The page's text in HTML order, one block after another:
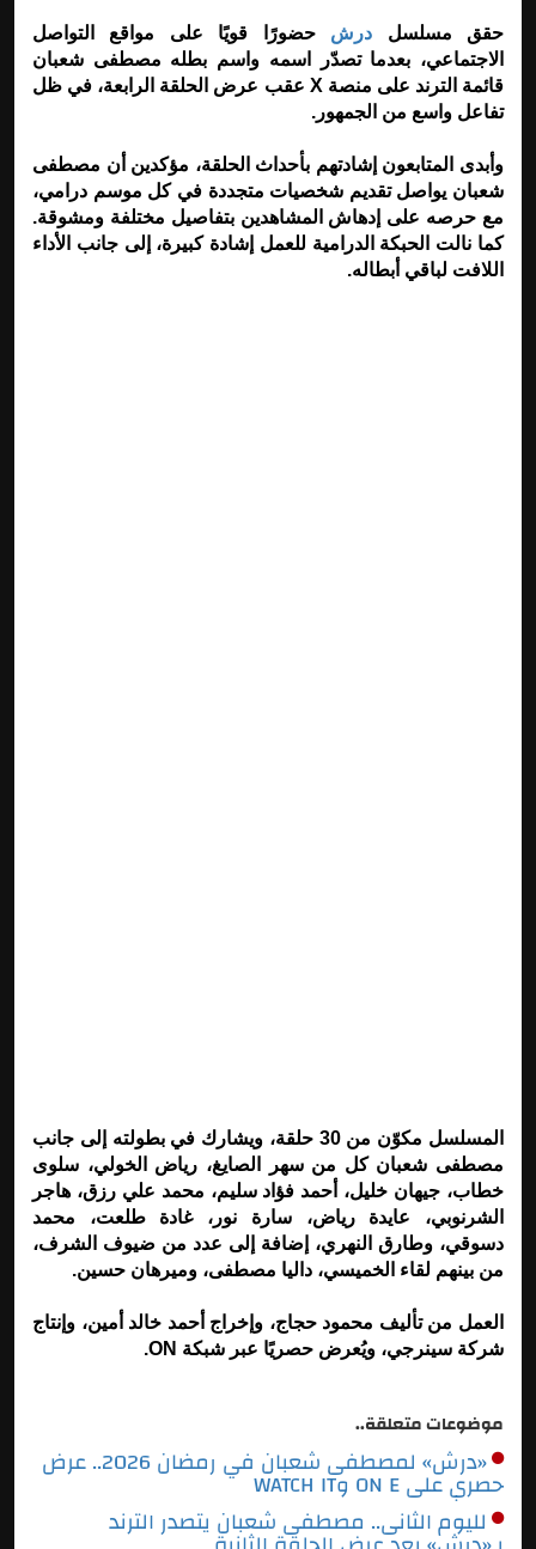
حقق مسلسل درشحضورًا قويًا على مواقع التواصل
الاجتماعي، بعدما تصدّر اسمه واسم بطله مصطفى شعبان
قائمة الترند على منصة X عقب عرض الحلقة الرابعة، في ظل
تفاعل واسع من الجمهور.
وأبدى المتابعون إشادتهم بأحداث الحلقة، مؤكدين أن مصطفى
شعبان يواصل تقديم شخصيات متجددة في كل موسم درامي،
مع حرصه على إدهاش المشاهدين بتفاصيل مختلفة ومشوقة.
كما نالت الحبكة الدرامية للعمل إشادة كبيرة، إلى جانب الأداء
اللافت لباقي أبطاله.
المسلسل مكوّن من 30 حلقة، ويشارك في بطولته إلى جانب
مصطفى شعبان كل من سهر الصايغ، رياض الخولي، سلوى
خطاب، جيهان خليل، أحمد فؤاد سليم، محمد علي رزق، هاجر
الشرنوبي، عايدة رياض، سارة نور، غادة طلعت، محمد
دسوقي، وطارق النهري، إضافة إلى عدد من ضيوف الشرف،
من بينهم لقاء الخميسي، داليا مصطفى، وميرهان حسين.
العمل من تأليف محمود حجاج، وإخراج أحمد خالد أمين، وإنتاج
شركة سينرجي، ويُعرض حصريًا عبر شبكة ON.
موضوعات متعلقة..
«درش» لمصطفى شعبان في رمضان 2026.. عرض
حصري على ON E وWATCH IT
لليوم الثانى.. مصطفى شعبان يتصدر الترند